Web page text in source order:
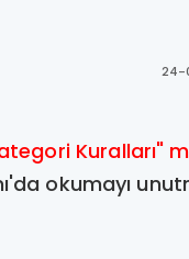
24-
Kuralları"
okumayı